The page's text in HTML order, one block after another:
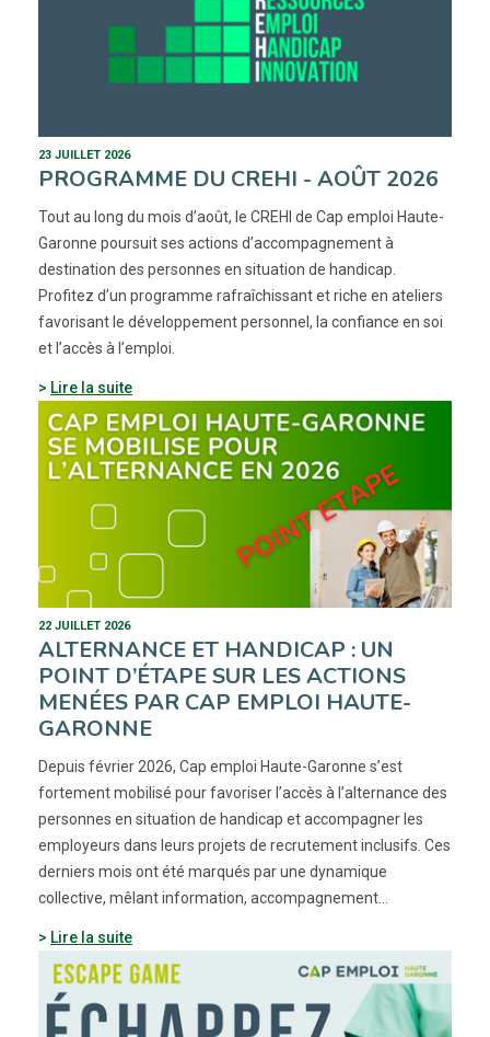
23 JUILLET 2026
PROGRAMME DU CREHI - AOÛT 2026
Tout au long du mois d’août, le CREHI de Cap emploi Haute-
Garonne poursuit ses actions d’accompagnement à
destination des personnes en situation de handicap.
Profitez d’un programme rafraîchissant et riche en ateliers
favorisant le développement personnel, la confiance en soi
et l’accès à l’emploi.
Lire la suite
22 JUILLET 2026
ALTERNANCE ET HANDICAP : UN
POINT D’ÉTAPE SUR LES ACTIONS
MENÉES PAR CAP EMPLOI HAUTE-
GARONNE
Depuis février 2026, Cap emploi Haute-Garonne s’est
fortement mobilisé pour favoriser l’accès à l’alternance des
personnes en situation de handicap et accompagner les
employeurs dans leurs projets de recrutement inclusifs. Ces
derniers mois ont été marqués par une dynamique
collective, mêlant information, accompagnement…
Lire la suite